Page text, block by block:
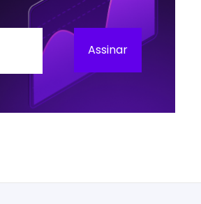
Assinar